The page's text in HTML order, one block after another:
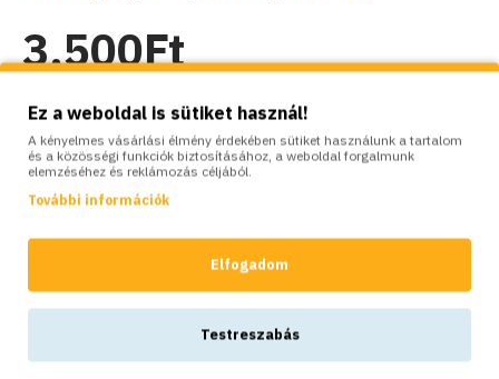
Készlet:Raktáron
Brand: Elgarden
Model: EG-2077
3,500Ft
Dupla fali
fém
Ez a weboldal is sütiket használ!
A kényelmes vásárlási élmény érdekében sütiket használunk a tartalom
és a közösségi funkciók biztosításához, a weboldal forgalmunk
elemzéséhez és reklámozás céljából.
További információk
Elfogadom
Testreszabás